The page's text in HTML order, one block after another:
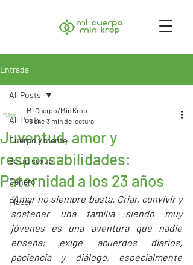
Entrada
All Posts
Cuerpo y mente
Salud sexual
Género
Placer
All Posts
Juventud, amor y
responsabilidades:
Paternidad a los 23 años
Mi Cuerpo/Min Krop
15 ene 3 min de lectura
"Amar no siempre basta. Criar, convivir y
sostener una familia siendo muy
jóvenes es una aventura que nadie
enseña; exige acuerdos diarios,
paciencia y diálogo, especialmente